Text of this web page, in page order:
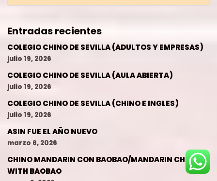
Entradas recientes
COLEGIO CHINO DE SEVILLA (ADULTOS Y EMPRESAS)
julio 19, 2026
COLEGIO CHINO DE SEVILLA (AULA ABIERTA)
julio 19, 2026
COLEGIO CHINO DE SEVILLA (CHINO E INGLES)
julio 19, 2026
ASIN FUE EL AÑO NUEVO
marzo 6, 2026
CHINO MANDARIN CON BAOBAO/MANDARIN CHINESE
WITH BAOBAO